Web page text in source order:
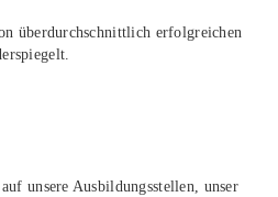
überdurchschnittlich erfolgreichen
unsere Ausbildungsstellen, unser